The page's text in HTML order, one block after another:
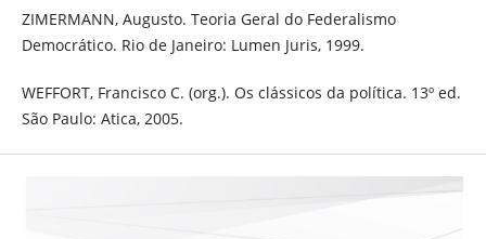
ZIMERMANN, Augusto. Teoria Geral do Federalismo
Democrático. Rio de Janeiro: Lumen Juris, 1999.
WEFFORT, Francisco C. (org.). Os clássicos da política. 13º ed.
São Paulo: Atica, 2005.